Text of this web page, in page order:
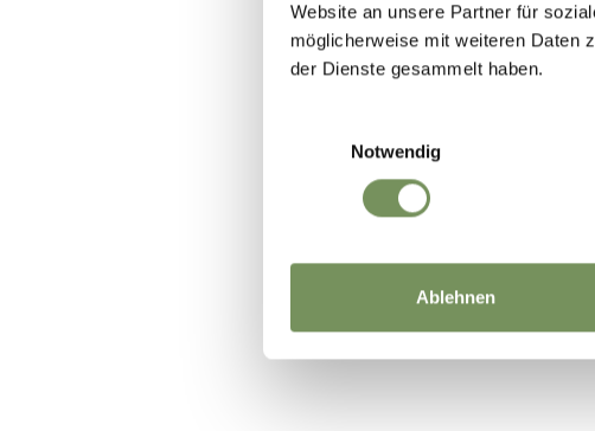
Website an unsere Partner für
möglicherweise mit weiteren Daten
der Dienste gesammelt haben.
Notwendig
Ablehnen